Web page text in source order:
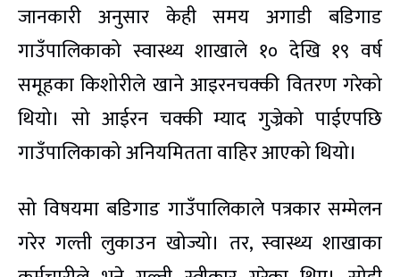
जानकारी अनुसार केही समय अगाडी बडिगाड
गाउँपालिकाको स्वास्थ्य शाखाले १० देखि १९ वर्ष
समूहका किशोरीले खाने आइरनचक्की वितरण गरेको
थियो। सो आईरन चक्की म्याद गुज्रेको पाईएपछि
गाउँपालिकाको अनियमितता वाहिर आएको थियो।
सो विषयमा बडिगाड गाउँपालिकाले पत्रकार सम्मेलन
गरेर गल्ती लुकाउन खोज्यो। तर, स्वास्थ्य शाखाका